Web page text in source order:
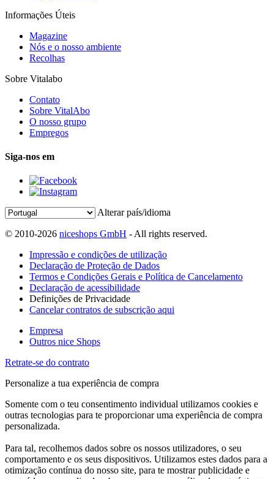
Informações Úteis
Magazine
Nós e o nosso ambiente
Recolhas
Sobre Vitalabo
Contato
Sobre VitalAbo
O nosso grupo
Empregos
Siga-nos em
Alterar país/idioma
© 2010-2026 niceshops GmbH - All rights reserved.
Impressão e condições de utilização
Declaração de Proteção de Dados
Termos e Condições Gerais e Política de Cancelamento
Declaração de acessibilidade
Definições de Privacidade
Cancelar contratos de subscrição aqui
Empresa
Outros nice Shops
Retrate-se do contrato
Personalize a tua experiência de compra
Somente com o teu consentimento individual utilizamos cookies e
outras tecnologias para te proporcionar uma experiência de compra
personalizada.
Para tal, recolhemos dados sobre os nossos utilizadores, o seu
comportamento e os seus dispositivos. Utilizamos estes dados para a
otimização contínua do nosso site, para te mostrar publicidade e